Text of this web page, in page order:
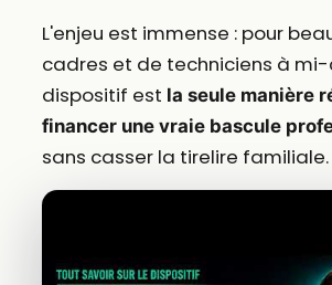
L'enjeu est immense : pour
cadres et de techniciens à mi-
dispositif est la seule manière
financer une vraie bascule
sans casser la tirelire familiale.